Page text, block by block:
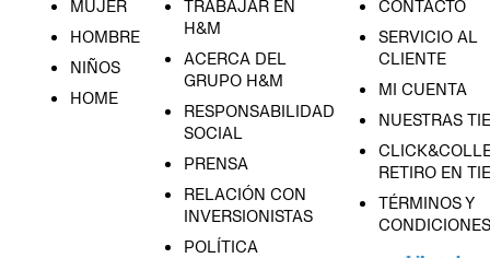
MUJER
HOMBRE
NIÑOS
HOME
TRABAJAR EN
H&M
ACERCA DEL
GRUPO H&M
RESPONSABILIDAD
SOCIAL
PRENSA
RELACIÓN CON
INVERSIONISTAS
POLÍTICA
CONTACTO
SERVICIO AL
CLIENTE
MI CUENTA
NUESTRAS
RETIRO EN
TÉRMINOS Y
CONDICIONES